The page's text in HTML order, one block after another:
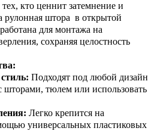
кто ценнит затемнение и
рулонная штора в открытой
для монтажа на
сохраняя целостность
Подходят под любой дизайн
тюлем или использовать
Легко крепится на
универсальных пластиковых